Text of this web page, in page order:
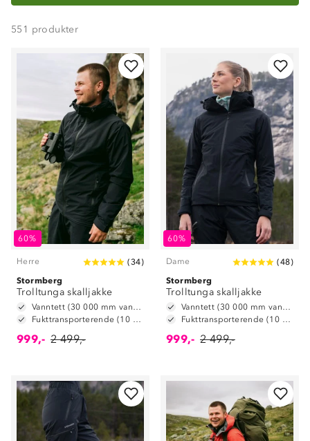
551 produkter
60%
Herre (34)
Stormberg
Trolltunga skalljakke
Vanntett (30 000 mm vannsøyle)
Fukttransporterende (10 000 g/m2/24t)
999,- 2 499,-
60%
Dame (48)
Stormberg
Trolltunga skalljakke
Vanntett (30 000 mm vannsøyle)
Fukttransporterende (10 000 g/m2/24t)
999,- 2 499,-